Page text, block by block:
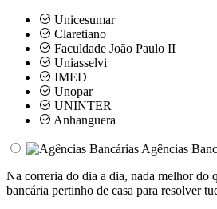
Unicesumar
Claretiano
Faculdade João Paulo II
Uniasselvi
IMED
Unopar
UNINTER
Anhanguera
Agências
Na correria do dia a dia, nada melhor do
bancária pertinho de casa para resolver